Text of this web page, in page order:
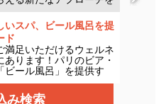
ジー、周産期サポート、
ヨガクラスといった多彩
オーダーメイドの居心地
とは距離を置き、深く
切にする場へと招いてく
いスパ、ビール風呂を提
ド
満足いただけるウェルネ
ります！パリのビア・
ビール風呂」を提供す
ョン・セッション中に乾
。試してみたいですか？
み検索